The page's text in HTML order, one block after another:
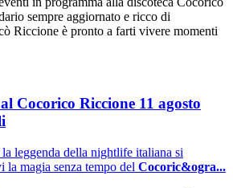
sempre aggiornato e ricco di
Riccione è pronto a farti vivere momenti
Cocorico Riccione 11 agosto
leggenda della nightlife italiana si
la magia senza tempo del Cocoric&ogra...